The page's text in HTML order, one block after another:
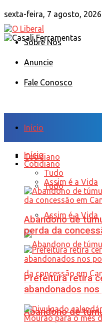
sexta-feira, 7 agosto, 2026
Sobre Nós
Anuncie
Fale Conosco
Início
Cotidiano
Tudo
Assim é a Vida
Abandono de
Início
Cotidiano
Tudo
Assim é a Vida
Abandono de
perda da
Prefeitura retira
abandonados